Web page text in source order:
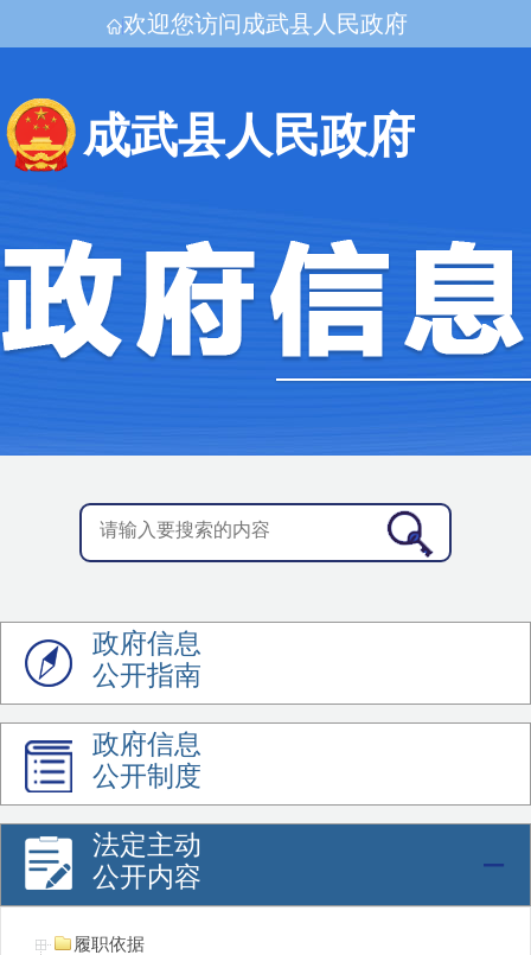
欢迎您访问成武县人民政府
成武县人民政府
政府信息
公开指南
政府信息
公开制度
法定主动
公开内容
履职依据